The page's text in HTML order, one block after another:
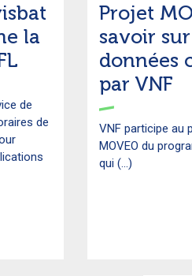
la
de
de
Projet
savoir
données
par VNF
VNF participe au
MOVEO du
qui (...)